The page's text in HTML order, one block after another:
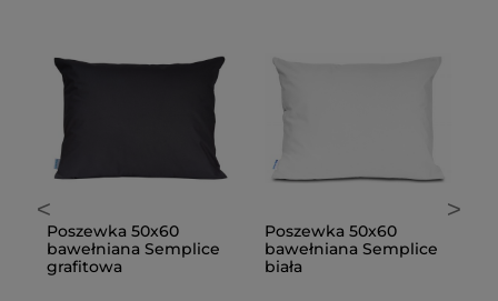
<
Poszewka 50x60
bawełniana Semplice
grafitowa
Poszewka 50x60
bawełniana Semplice
biała
>